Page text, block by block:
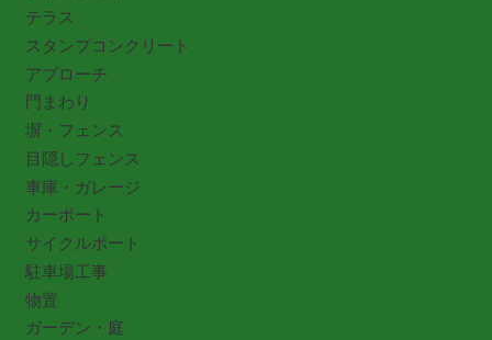
テラス
スタンプコンクリート
アプローチ
門まわり
塀・フェンス
目隠しフェンス
車庫・ガレージ
カーポート
サイクルポート
駐車場工事
物置
ガーデン・庭